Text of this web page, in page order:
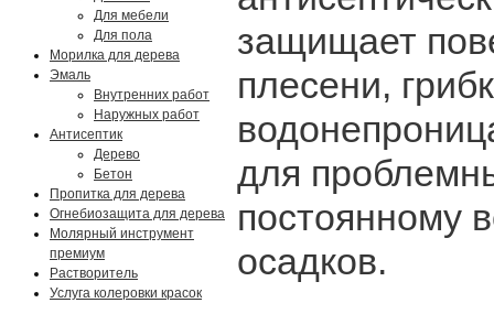
Для мебели
Для пола
Морилка для дерева
Эмаль
Внутренних работ
Наружных работ
Антисептик
Дерево
Бетон
Пропитка для дерева
Огнебиозащита для дерева
Молярный инструмент
премиум
Растворитель
Услуга колеровки красок
защищает
плесени,
для
постоянному
осадков.